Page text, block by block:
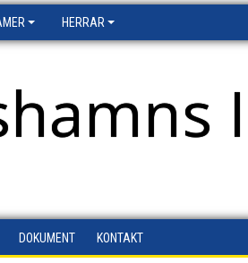
HERRAR
DOKUMENT KONTAKT